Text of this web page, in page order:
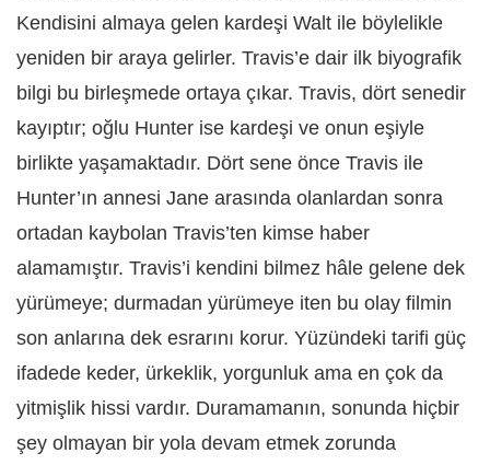
Kendisini almaya gelen kardeşi Walt ile böylelikle
yeniden bir araya gelirler. Travis’e dair ilk biyografik
bilgi bu birleşmede ortaya çıkar. Travis, dört senedir
kayıptır; oğlu Hunter ise kardeşi ve onun eşiyle
birlikte yaşamaktadır. Dört sene önce Travis ile
Hunter’ın annesi Jane arasında olanlardan sonra
ortadan kaybolan Travis’ten kimse haber
alamamıştır. Travis’i kendini bilmez hâle gelene dek
yürümeye; durmadan yürümeye iten bu olay filmin
son anlarına dek esrarını korur. Yüzündeki tarifi güç
ifadede keder, ürkeklik, yorgunluk ama en çok da
yitmişlik hissi vardır. Duramamanın, sonunda hiçbir
şey olmayan bir yola devam etmek zorunda